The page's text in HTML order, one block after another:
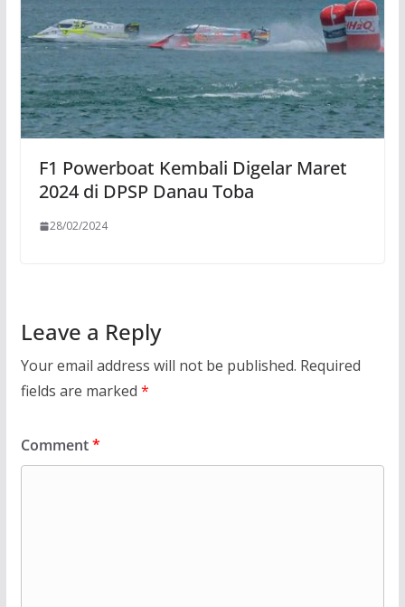
F1 Powerboat Kembali Digelar Maret
2024 di DPSP Danau Toba
28/02/2024
Leave a Reply
Your email address will not be published. Required
fields are marked *
Comment*